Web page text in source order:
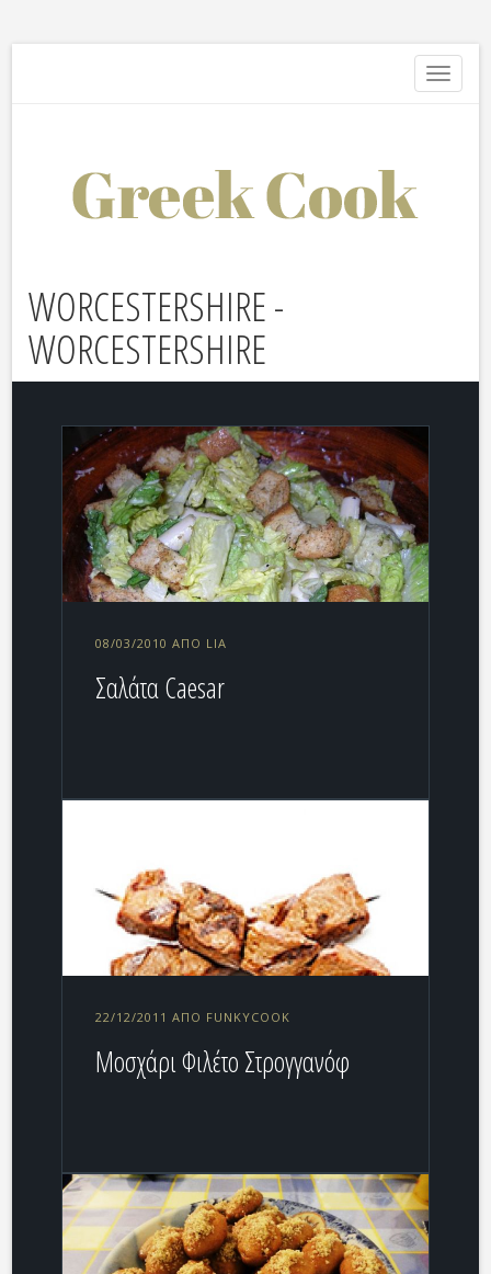
Toggle
WORCESTERSHIRE -
WORCESTERSHIRE
08/03/2010 ΑΠΌ LIA
Σαλάτα Caesar
22/12/2011 ΑΠΌ FUNKYCOOK
Μοσχάρι Φιλέτο Στρογγανόφ